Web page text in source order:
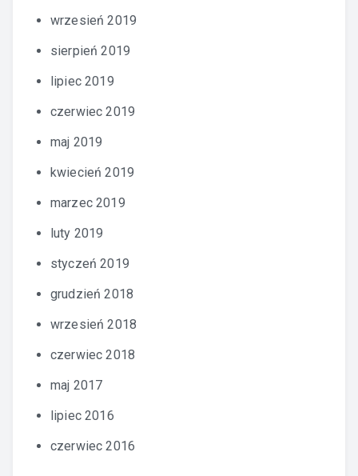
wrzesień 2019
sierpień 2019
lipiec 2019
czerwiec 2019
maj 2019
kwiecień 2019
marzec 2019
luty 2019
styczeń 2019
grudzień 2018
wrzesień 2018
czerwiec 2018
maj 2017
lipiec 2016
czerwiec 2016